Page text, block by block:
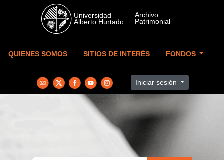
Skip to main content
QUIENES SOMOS SITIOS DE INTERÉS FONDOS
Iniciar sesión